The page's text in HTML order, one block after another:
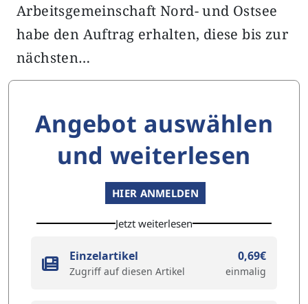
Arbeitsgemeinschaft Nord- und Ostsee
habe den Auftrag erhalten, diese bis zur
nächsten…
Angebot auswählen
und weiterlesen
HIER ANMELDEN
Jetzt weiterlesen
Einzelartikel
Zugriff auf diesen Artikel
0,69€
einmalig